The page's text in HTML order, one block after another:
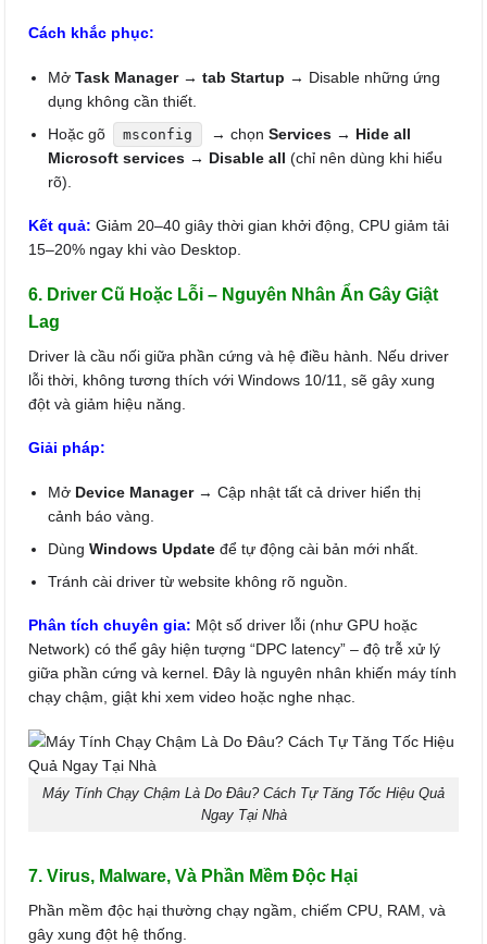
Cách khắc phục:
MởTask Manager → tab Startup → Disable những ứng
dụng không cần thiết.
Hoặc gõ
msconfig → chọn Services → Hide all
Microsoft services → Disable all (chỉ nên dùng khi hiểu
rõ).
Kết quả: Giảm 20–40 giây thời gian khởi động, CPU giảm tải
15–20% ngay khi vào Desktop.
6. Driver Cũ Hoặc Lỗi – Nguyên Nhân Ẩn Gây Giật
Lag
Driver là cầu nối giữa phần cứng và hệ điều hành. Nếu driver
lỗi thời, không tương thích với Windows 10/11, sẽ gây xung
đột và giảm hiệu năng.
Giải pháp:
Mở Device Manager→ Cập nhật tất cả driver hiển thị
cảnh báo vàng.
DùngWindows Update để tự động cài bản mới nhất.
Tránh cài driver từ website không rõ nguồn.
Phân tích chuyên gia: Một số driver lỗi (như GPU hoặc
Network) có thể gây hiện tượng “DPC latency” – độ trễ xử lý
giữa phần cứng và kernel. Đây là nguyên nhân khiến máy tính
chạy chậm, giật khi xem video hoặc nghe nhạc.
Máy Tính Chạy Chậm Là Do Đâu? Cách Tự Tăng Tốc Hiệu Quả
Ngay Tại Nhà
7. Virus, Malware, Và Phần Mềm Độc Hại
Phần mềm độc hại thường chạy ngầm, chiếm CPU, RAM, và
gây xung đột hệ thống.